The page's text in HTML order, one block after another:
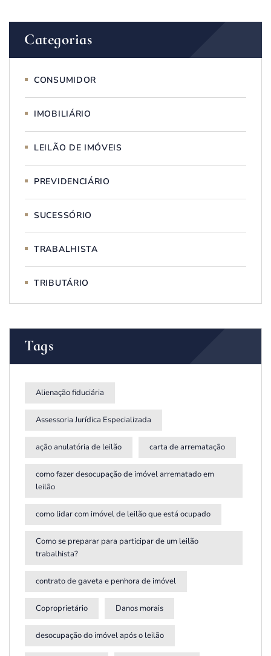
Categorias
CONSUMIDOR
IMOBILIÁRIO
LEILÃO DE IMÓVEIS
PREVIDENCIÁRIO
SUCESSÓRIO
TRABALHISTA
TRIBUTÁRIO
Tags
Alienação fiduciária
Assessoria Jurídica Especializada
ação anulatória de leilão carta de arrematação
como fazer desocupação de imóvel arrematado em
leilão
como lidar com imóvel de leilão que está ocupado
Como se preparar para participar de um leilão
trabalhista?
contrato de gaveta e penhora de imóvel
Coproprietário Danos morais
desocupação do imóvel após o leilão